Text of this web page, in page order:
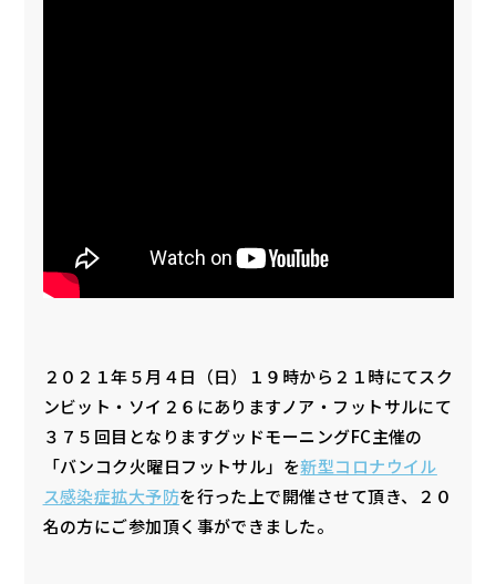
２０２１年５月４日（日）１９時から２１時にてスク
ンビット・ソイ２６にありますノア・フットサルにて
３７５回目となりますグッドモーニングFC主催の
「バンコク火曜日フットサル」を新型コロナウイル
ス感染症拡大予防を行った上で開催させて頂き、２０
名の方にご参加頂く事ができました。